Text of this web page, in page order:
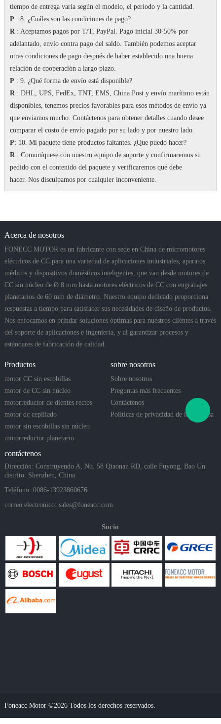
tiempo de entrega varía según el modelo, el período y la cantidad.
P : 8. ¿Cuáles son las condiciones de pago?
R: Aceptamos pagos por T/T, PayPal. Pago inicial 30-50% por
adelantado, envío contra pago del saldo. También podemos aceptar
otras condiciones de pago después de haber establecido una buena
relación de cooperación a largo plazo.
P : 9. ¿Qué forma de envío está disponible?
R: DHL, UPS, FedEx, TNT, EMS, China Post y envío marítimo están
disponibles, tenemos precios favorables para esos métodos de envío ya
que enviamos mucho. Contáctenos para obtener detalles cuando desee
comparar el costo de envío pagado por su lado y por nuestro lado.
P: 10. Mi paquete tiene productos faltantes. ¿Que puedo hacer?
R: Comuníquese con nuestro equipo de soporte y confirmaremos su
pedido con el contenido del paquete y verificaremos qué debe
hacer. Nos disculpamos por cualquier inconveniente.
Acerca de nosotros
FONECC MOTOR es un fabricante con sede en China de micromotores
eléctricos de CC para una variedad de aplicaciones industriales, aparatos
médicos y dispositivos domésticos inteligentes, que van desde motores de
CC sin núcleo de Ø 8 mm hasta motores eléctricos de CC con engranajes
planetarios de 60 mm de diámetro. Nuestro equipo dedicado proporciona
respuestas a tiempo para satisfacer sus necesidades de diseño de productos.
Nos enfocamos en brindar soluciones óptimas para nuestros clientes a través
del soporte de aplicaciones e ingeniería, y al garantizar procesos y
estándares de fabricación de calidad.
Productos
motor CC sin escobillas
motor de CC sin núcleo
motorreductor de dientes rectos
motor dc cepillado
motor sin escobillas sin núcleo
motorreductor planetario
sobre nosotros
Sobre nosotros
Preguntas más frecuentes
Contáctenos
Políticas de privacidad de la empresa
contáctenos
Dirección: Construyendo A, No. 58 Qiaonan RD, calle Fuyong, Bao Un
distrito. Shenzhen, China
Teléfono: 0086-13923860676
correo electronico: sales@foneacc.com
Socio
Foneacc Motor ©2026 Todos los derechos reservados.